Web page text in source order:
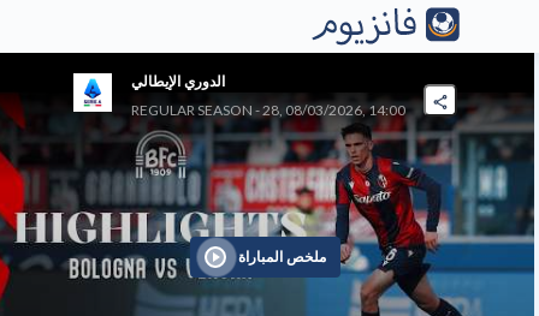
الدوري الإيطالي
REGULAR SEASON - 28, 08/03/2026, 14:00
ملخص المباراة